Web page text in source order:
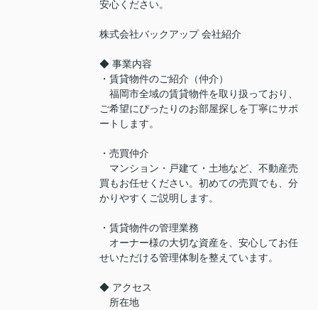
安心ください。
株式会社バックアップ 会社紹介
◆ 事業内容
・賃貸物件のご紹介（仲介）
福岡市全域の賃貸物件を取り扱っており、
ご希望にぴったりのお部屋探しを丁寧にサポ
ートします。
・売買仲介
マンション・戸建て・土地など、不動産売
買もお任せください。初めての売買でも、分
かりやすくご説明します。
・賃貸物件の管理業務
オーナー様の大切な資産を、安心してお任
せいただける管理体制を整えています。
◆ アクセス
所在地